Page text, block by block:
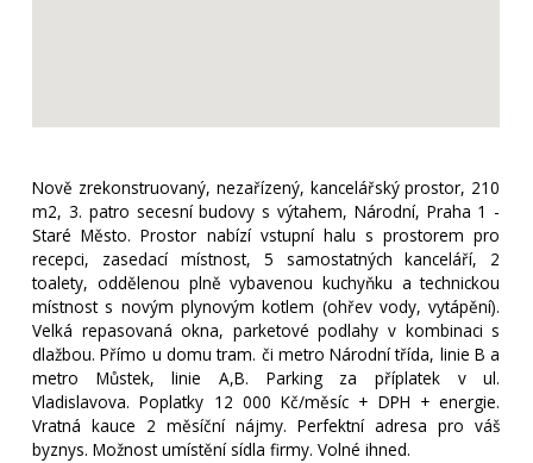
Nově zrekonstruovaný, nezařízený, kancelářský prostor, 210
m2, 3. patro secesní budovy s výtahem, Národní, Praha 1 -
Staré Město. Prostor nabízí vstupní halu s prostorem pro
recepci, zasedací místnost, 5 samostatných kanceláří, 2
toalety, oddělenou plně vybavenou kuchyňku a technickou
místnost s novým plynovým kotlem (ohřev vody, vytápění).
Velká repasovaná okna, parketové podlahy v kombinaci s
dlažbou. Přímo u domu tram. či metro Národní třída, linie B a
metro Můstek, linie A,B. Parking za příplatek v ul.
Vladislavova. Poplatky 12 000 Kč/měsíc + DPH + energie.
Vratná kauce 2 měsíční nájmy. Perfektní adresa pro váš
byznys. Možnost umístění sídla firmy. Volné ihned.